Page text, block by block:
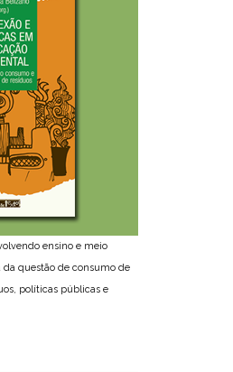
ensino e meio
questão de consumo de
políticas públicas e